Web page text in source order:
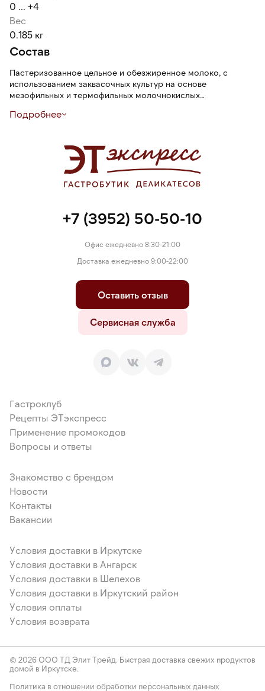
0 ... +4
Вес
0.185 кг
Состав
Пастеризованное цельное и обезжиренное молоко, с
использованием заквасочных культур на основе
мезофильных и термофильных молочнокислых
орех фундук жареный дробленый, орех кедровый жаренный,
уплотнитель хлорид кальция (Е509), консервант нитрат
натрия (Е251), краситель пищевой аннато (Е160b).
Подробнее
+7 (3952) 50-50-10
Офис ежедневно 8:30-21:00
Доставка ежедневно 9:00-22:00
Оставить отзыв
Сервисная служба
Гастроклуб
Рецепты ЭТэкспресс
Применение промокодов
Вопросы и ответы
Знакомство с брендом
Новости
Контакты
Вакансии
Условия доставки в Иркутске
Условия доставки в Ангарск
Условия доставки в Шелехов
Условия доставки в Иркутский район
Условия оплаты
Условия возврата
© 2026 ООО ТД Элит Трейд. Быстрая доставка свежих продуктов
домой в Иркутске.
Политика в отношении обработки персональных данных